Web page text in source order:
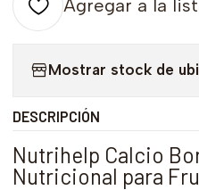
Agregar a la
Mostrar stock de
DESCRIPCIÓN
Nutrihelp Calcio
Nutricional para